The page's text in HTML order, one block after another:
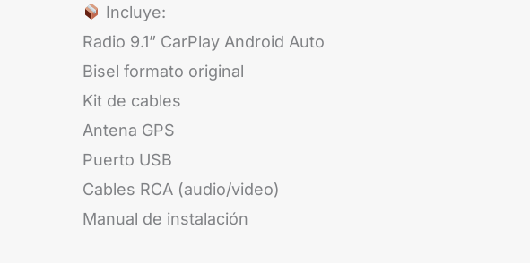
Incluye:
Radio 9.1” CarPlay Android Auto
Bisel formato original
Kit de cables
Antena GPS
Puerto USB
Cables RCA (audio/video)
Manual de instalación